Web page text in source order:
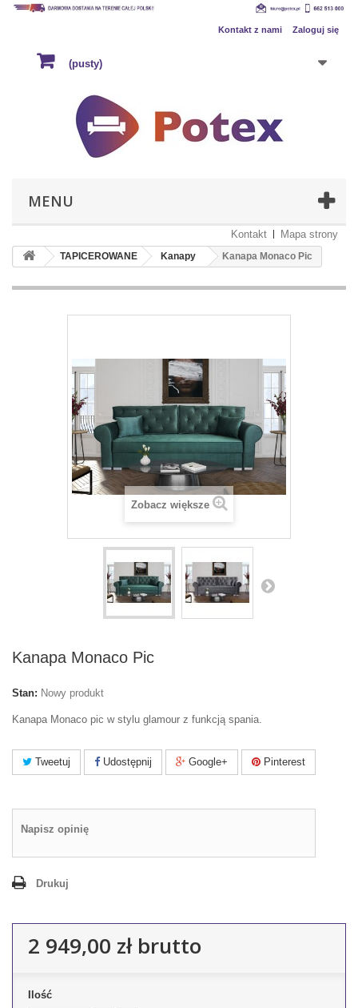
Zaloguj się
Kontakt z nami
(pusty)
MENU
Kontakt Mapa strony
TAPICEROWANE Kanapy Kanapa Monaco Pic
Zobacz większe
Kanapa Monaco Pic
Stan: Nowy produkt
Kanapa Monaco pic w stylu glamour z funkcją spania.
Tweetuj Udostępnij Google+ Pinterest
Napisz opinię
Drukuj
2 949,00 złbrutto
Ilość